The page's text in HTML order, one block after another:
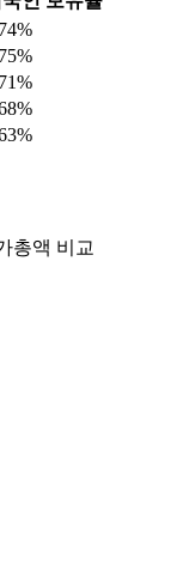
총액 비교